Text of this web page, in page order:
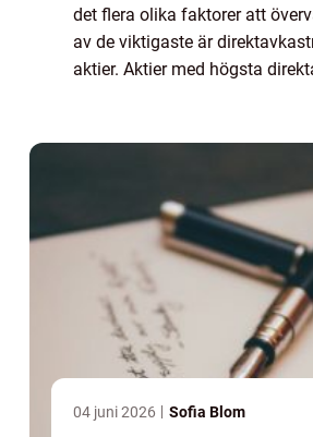
det flera olika faktorer att
av de viktigaste är
aktier. Aktier med högsta
04 juni 2026 Sofia Blom